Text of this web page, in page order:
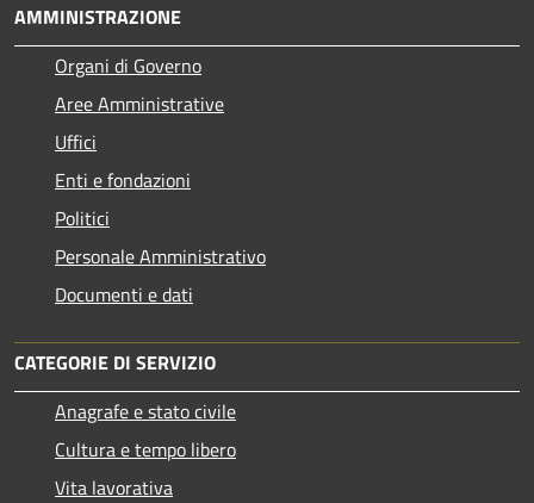
AMMINISTRAZIONE
Organi di Governo
Aree Amministrative
Uffici
Enti e fondazioni
Politici
Personale Amministrativo
Documenti e dati
CATEGORIE DI SERVIZIO
Anagrafe e stato civile
Cultura e tempo libero
Vita lavorativa